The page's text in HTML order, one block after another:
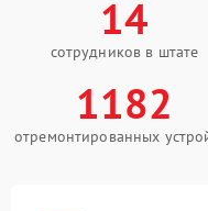
14
сотрудников в штате
1182
отремонтированных